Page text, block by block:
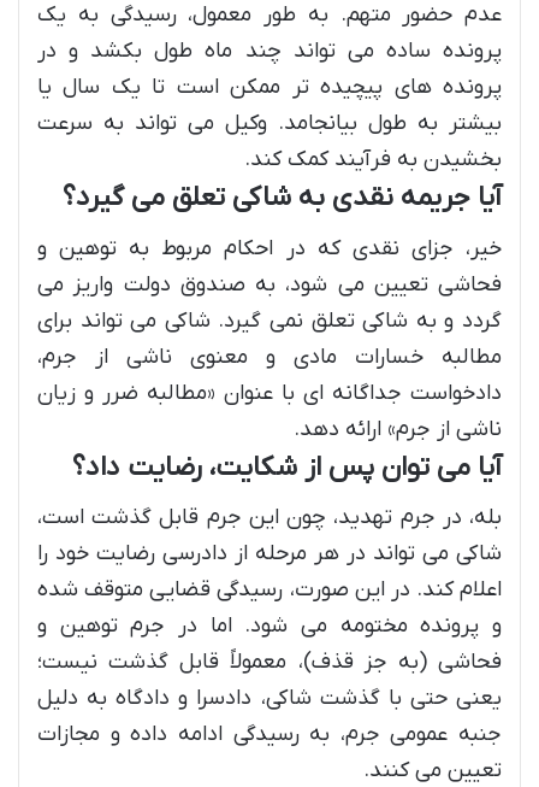
عدم حضور متهم. به طور معمول، رسیدگی به یک
پرونده ساده می تواند چند ماه طول بکشد و در
پرونده های پیچیده تر ممکن است تا یک سال یا
بیشتر به طول بیانجامد. وکیل می تواند به سرعت
بخشیدن به فرآیند کمک کند.
آیا جریمه نقدی به شاکی تعلق می گیرد؟
خیر، جزای نقدی که در احکام مربوط به توهین و
فحاشی تعیین می شود، به صندوق دولت واریز می
گردد و به شاکی تعلق نمی گیرد. شاکی می تواند برای
مطالبه خسارات مادی و معنوی ناشی از جرم،
دادخواست جداگانه ای با عنوان «مطالبه ضرر و زیان
ناشی از جرم» ارائه دهد.
آیا می توان پس از شکایت، رضایت داد؟
بله، در جرم تهدید، چون این جرم قابل گذشت است،
شاکی می تواند در هر مرحله از دادرسی رضایت خود را
اعلام کند. در این صورت، رسیدگی قضایی متوقف شده
و پرونده مختومه می شود. اما در جرم توهین و
فحاشی (به جز قذف)، معمولاً قابل گذشت نیست؛
یعنی حتی با گذشت شاکی، دادسرا و دادگاه به دلیل
جنبه عمومی جرم، به رسیدگی ادامه داده و مجازات
تعیین می کنند.